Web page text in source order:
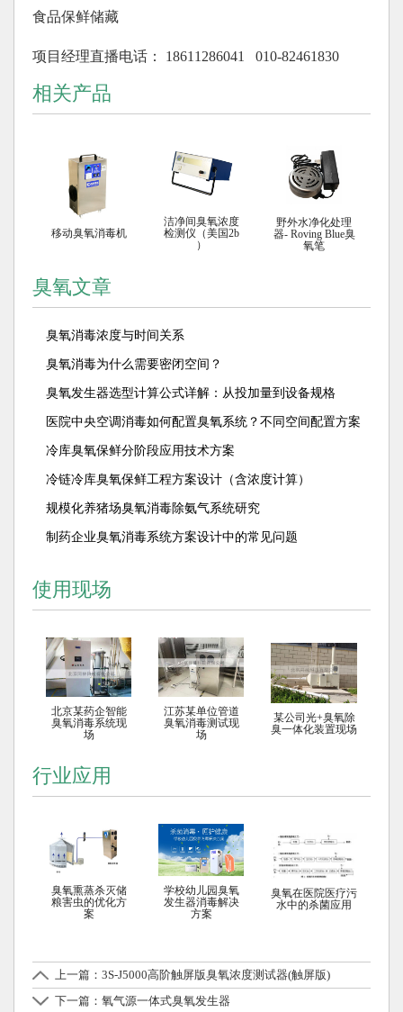
食品保鲜储藏
项目经理直播电话： 18611286041 010-82461830
相关产品
移动臭氧消毒机
洁净间臭氧浓度
检测仪（美国2b
）
野外水净化处理
器- Roving Blue臭
氧笔
臭氧文章
臭氧消毒浓度与时间关系
臭氧消毒为什么需要密闭空间？
臭氧发生器选型计算公式详解：从投加量到设备规格
医院中央空调消毒如何配置臭氧系统？不同空间配置方案
解析
冷库臭氧保鲜分阶段应用技术方案
冷链冷库臭氧保鲜工程方案设计（含浓度计算）
规模化养猪场臭氧消毒除氨气系统研究
制药企业臭氧消毒系统方案设计中的常见问题
使用现场
北京某药企智能
臭氧消毒系统现
场
江苏某单位管道
臭氧消毒测试现
场
某公司光+臭氧除
臭一体化装置现场
行业应用
臭氧熏蒸杀灭储
粮害虫的优化方
案
学校幼儿园臭氧
发生器消毒解决
方案
臭氧在医院医疗污
水中的杀菌应用
上一篇：3S-J5000高阶触屏版臭氧浓度测试器(触屏版)
下一篇：氧气源一体式臭氧发生器